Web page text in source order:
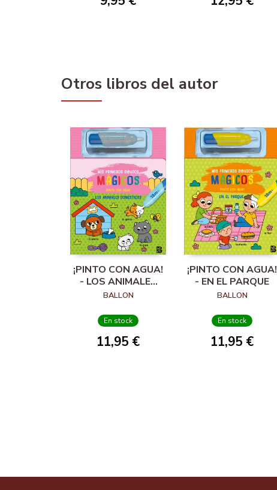
Otros libros del autor
¡PINTO CON AGUA!
- LOS ANIMALES
DOMÉSTICOS
BALLON
En stock
11,95 €
¡PINTO CON AGUA!
- EN EL PARQUE
BALLON
En stock
11,95 €